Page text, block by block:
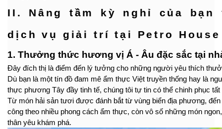
II. Nâng tầm kỳ nghỉ của bạn
dịch vụ giải trí tại Petro House
1. Thưởng thức hương vị Á - Âu đặc sắc tại
Đây đích thị là điểm đến lý tưởng cho những người yêu thích
Dù bạn là một tín đồ đam mê ẩm thực Việt truyền thống hay là
thực phương Tây đầy tinh tế, chúng tôi tự tin có thể chinh phục
Từ món hải sản tươi được đánh bắt từ vùng biển địa phương,
công theo nhiều phong cách ẩm thực, còn vô số những món
thân yêu khám phá.